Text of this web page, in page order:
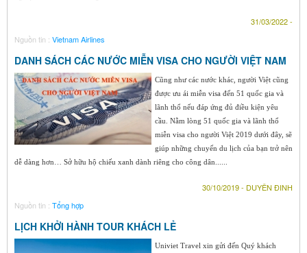
31/03/2022 -
Nguồn tin : Vietnam Airlines
DANH SÁCH CÁC NƯỚC MIỄN VISA CHO NGƯỜI VIỆT NAM
Cũng như các nước khác, người Việt cũng
được ưu ái miễn visa đến 51 quốc gia và
lãnh thổ nếu đáp ứng đủ điều kiện yêu
cầu. Nằm lòng 51 quốc gia và lãnh thổ
miễn visa cho người Việt 2019 dưới đây, sẽ
giúp những chuyến du lịch của bạn trở nên
dễ dàng hơn… Sở hữu hộ chiếu xanh dành riêng cho công dân......
30/10/2019 - DUYÊN ĐINH
Nguồn tin : Tổng hợp
LỊCH KHỞI HÀNH TOUR KHÁCH LẺ
Univiet Travel xin gửi đến Quý khách